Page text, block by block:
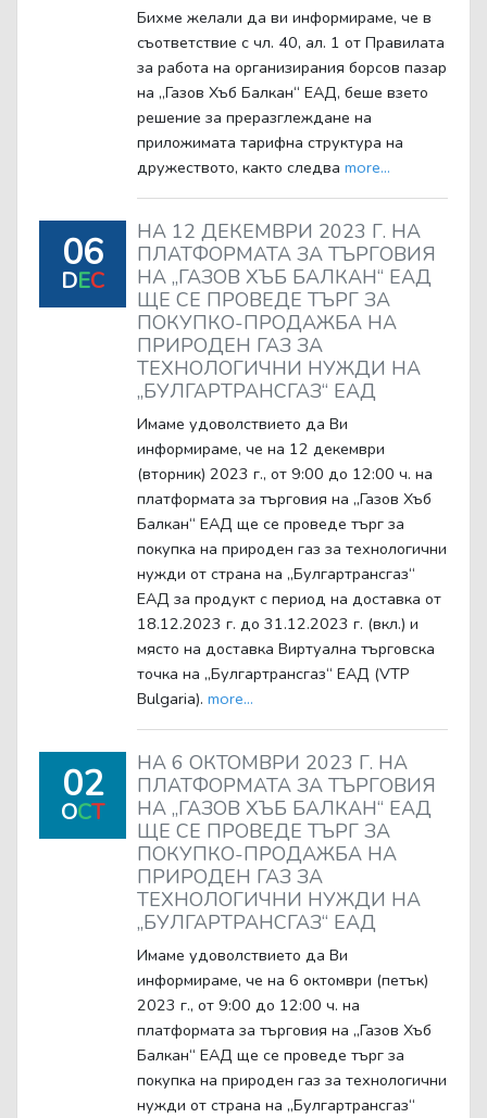
Бихме желали да ви информираме, че в
съответствие с чл. 40, ал. 1 от Правилата
за работа на организирания борсов пазар
на „Газов Хъб Балкан“ ЕАД, беше взето
решение за преразглеждане на
приложимата тарифна структура на
дружеството, както следва more...
06
DEC
НА 12 ДЕКЕМВРИ 2023 Г. НА
ПЛАТФОРМАТА ЗА ТЪРГОВИЯ
НА „ГАЗОВ ХЪБ БАЛКАН“ ЕАД
ЩЕ СЕ ПРОВЕДЕ ТЪРГ ЗА
ПОКУПКО-ПРОДАЖБА НА
ПРИРОДЕН ГАЗ ЗА
ТЕХНОЛОГИЧНИ НУЖДИ НА
„БУЛГАРТРАНСГАЗ“ ЕАД
Имаме удоволствието да Ви
информираме, че на 12 декември
(вторник) 2023 г., от 9:00 до 12:00 ч. на
платформата за търговия на „Газов Хъб
Балкан“ ЕАД ще се проведе търг за
покупка на природен газ за технологични
нужди от страна на „Булгартрансгаз“
ЕАД за продукт с период на доставка от
18.12.2023 г. до 31.12.2023 г. (вкл.) и
място на доставка Виртуална търговска
точка на „Булгартрансгаз“ ЕАД (VTP
Bulgaria). more...
02
OCT
НА 6 ОКТОМВРИ 2023 Г. НА
ПЛАТФОРМАТА ЗА ТЪРГОВИЯ
НА „ГАЗОВ ХЪБ БАЛКАН“ ЕАД
ЩЕ СЕ ПРОВЕДЕ ТЪРГ ЗА
ПОКУПКО-ПРОДАЖБА НА
ПРИРОДЕН ГАЗ ЗА
ТЕХНОЛОГИЧНИ НУЖДИ НА
„БУЛГАРТРАНСГАЗ“ ЕАД
Имаме удоволствието да Ви
информираме, че на 6 октомври (петък)
2023 г., от 9:00 до 12:00 ч. на
платформата за търговия на „Газов Хъб
Балкан“ ЕАД ще се проведе търг за
покупка на природен газ за технологични
нужди от страна на „Булгартрансгаз“